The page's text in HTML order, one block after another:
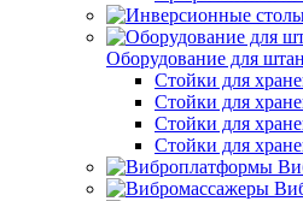
Оборудование для
Стойки для
Стойки для
Стойки для
Стойки для